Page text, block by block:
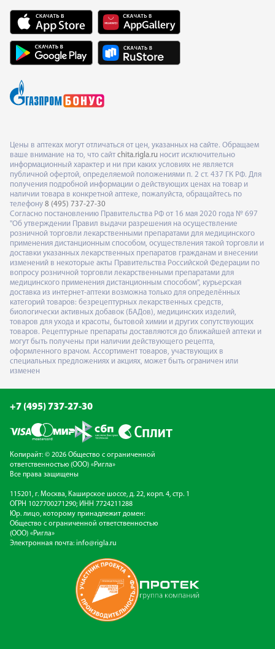
Цены в аптеках могут отличаться от цен, указанных на сайте. Обращаем
ваше внимание на то, что сайт chita.rigla.ru носит исключительно
информационный характер и ни при каких условиях не является
публичной офертой, определяемой положениями п. 2 ст. 437 ГК РФ. Для
получения подробной информации о действующих ценах на товар и
наличии товара в конкретной аптеке, пожалуйста, обращайтесь по
телефону 8 (495) 737-27-30
Согласно постановлению Правительства РФ от 16 мая 2020 года № 697
"Об утверждении Правил выдачи разрешения на осуществление
розничной торговли лекарственными препаратами для медицинского
применения дистанционным способом, осуществления такой торговли и
доставки указанных лекарственных препаратов гражданам и внесении
изменений в некоторые акты Правительства Российской Федерации по
вопросу розничной торговли лекарственными препаратами для
медицинского применения дистанционным способом", курьерская
доставка из интернет-аптеки возможна только для определённых
категорий товаров: безрецептурных лекарственных средств,
биологически активных добавок (БАДов), медицинских изделий,
товаров для ухода и красоты, бытовой химии и других сопутствующих
товаров. Рецептурные препараты доставляются до ближайшей аптеки и
могут быть получены при наличии действующего рецепта,
оформленного врачом. Ассортимент товаров, участвующих в
специальных предложениях и акциях, может быть ограничен или
изменен
+7 (495) 737-27-30
Копирайт: © 2026 Общество с ограниченной
ответственностью (ООО) «Ригла»
Все права защищены
115201, г. Москва, Каширское шоссе, д. 22, корп. 4, стр. 1
ОГРН 1027700271290; ИНН 7724211288
Юр. лицо, которому принадлежит домен:
Общество с ограниченной ответственностью
(ООО) «Ригла»
Электронная почта: info@rigla.ru